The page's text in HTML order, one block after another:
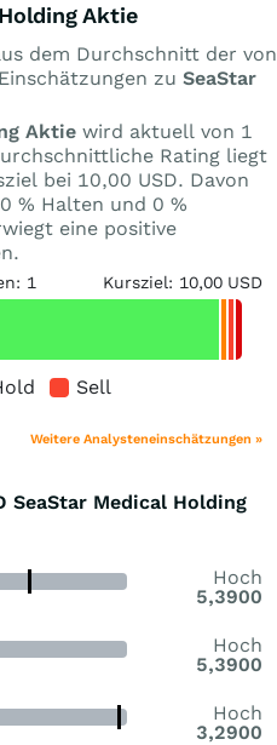
Aktie
dem Durchschnitt der von
zu SeaStar
Aktie wird aktuell von 1
Rating liegt
bei 10,00 USD. Davon
% Halten und 0 %
eine positive
1 Kursziel: 10,00 USD
Sell
Weitere Analysteneinschätzungen »
SeaStar Medical Holding
Hoch
5,3900
Hoch
5,3900
Hoch
3,2900